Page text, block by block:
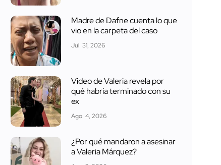
Madre de Dafne cuenta lo que
vio en la carpeta del caso
Jul. 31, 2026
Video de Valeria revela por
qué habría terminado con su
ex
Ago. 4, 2026
¿Por qué mandaron a asesinar
a Valeria Márquez?